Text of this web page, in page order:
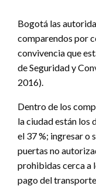
Bogotá las
comparendos por
convivencia que
de Seguridad y
2016).
Dentro de los
la ciudad están los
el 37 %; ingresar
puertas no
prohibidas cerca a
pago del